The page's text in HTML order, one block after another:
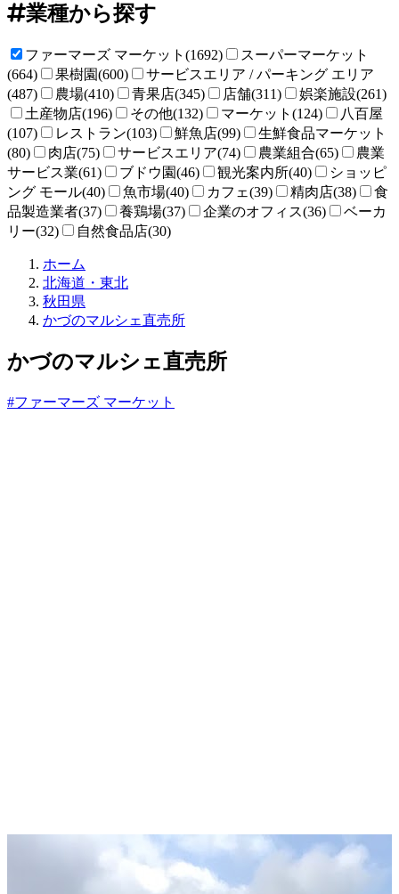
業種から探す
ファーマーズ マーケット(1692)
スーパーマーケット
(664)
果樹園(600)
サービスエリア / パーキング エリア
(487)
農場(410) 青果店(345) 店舗(311)
娯楽施設(261)
土産物店(196)
その他(132) マーケット(124)
八百屋
(107)
レストラン(103) 鮮魚店(99)
生鮮食品マーケット
(80)
肉店(75) サービスエリア(74) 農業組合(65)
農業
サービス業(61)
ブドウ園(46) 観光案内所(40)
ショッピ
ング モール(40)
魚市場(40) カフェ(39) 精肉店(38)
食
品製造業者(37)
養鶏場(37) 企業のオフィス(36)
ベーカ
リー(32)
自然食品店(30)
ホーム
売
ね
と
北海道・東北
秋田県
かづのマルシェ直売所
かづのマルシェ直売所
#ファーマーズ マーケット